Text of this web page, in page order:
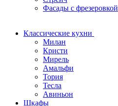
Фасады с фрезеровкой
Классические кухни
Милан
Кристи
Мирель
Амальфи
Тория
Тесла
Авиньон
Шкафы